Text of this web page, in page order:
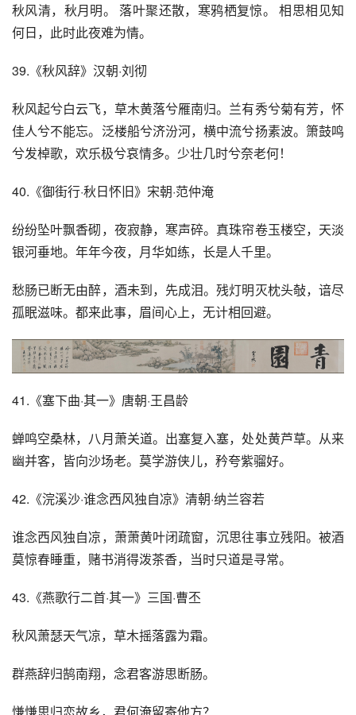
秋风清，秋月明。 落叶聚还散，寒鸦栖复惊。 相思相见知
何日，此时此夜难为情。
39.《秋风辞》汉朝·刘彻
秋风起兮白云飞，草木黄落兮雁南归。兰有秀兮菊有芳，怀
佳人兮不能忘。泛楼船兮济汾河，横中流兮扬素波。箫鼓鸣
兮发棹歌，欢乐极兮哀情多。少壮几时兮奈老何！
40.《御街行·秋日怀旧》宋朝·范仲淹
纷纷坠叶飘香砌，夜寂静，寒声碎。真珠帘卷玉楼空，天淡
银河垂地。年年今夜，月华如练，长是人千里。
愁肠已断无由醉，酒未到，先成泪。残灯明灭枕头敧，谙尽
孤眠滋味。都来此事，眉间心上，无计相回避。
41.《塞下曲·其一》唐朝·王昌龄
蝉鸣空桑林，八月萧关道。出塞复入塞，处处黄芦草。从来
幽并客，皆向沙场老。莫学游侠儿，矜夸紫骝好。
42.《浣溪沙·谁念西风独自凉》清朝·纳兰容若
谁念西风独自凉，萧萧黄叶闭疏窗，沉思往事立残阳。被酒
莫惊春睡重，赌书消得泼茶香，当时只道是寻常。
43.《燕歌行二首·其一》三国·曹丕
秋风萧瑟天气凉，草木摇落露为霜。
群燕辞归鹄南翔，念君客游思断肠。